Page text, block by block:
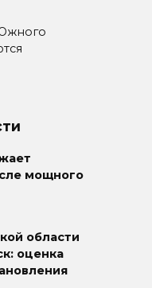
мощного
области
оценка